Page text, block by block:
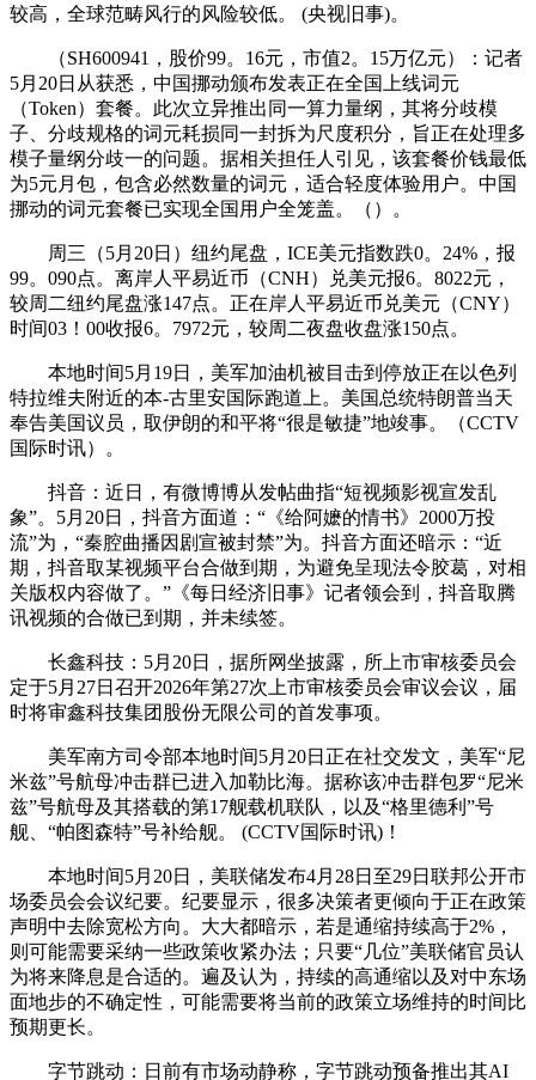
较高，全球范畴风行的风险较低。 (央视旧事)。
（SH600941，股价99。16元，市值2。15万亿元）：记者
5月20日从获悉，中国挪动颁布发表正在全国上线词元
（Token）套餐。此次立异推出同一算力量纲，其将分歧模
子、分歧规格的词元耗损同一封拆为尺度积分，旨正在处理多
模子量纲分歧一的问题。据相关担任人引见，该套餐价钱最低
为5元月包，包含必然数量的词元，适合轻度体验用户。中国
挪动的词元套餐已实现全国用户全笼盖。（）。
周三（5月20日）纽约尾盘，ICE美元指数跌0。24%，报
99。090点。离岸人平易近币（CNH）兑美元报6。8022元，
较周二纽约尾盘涨147点。正在岸人平易近币兑美元（CNY）
时间03！00收报6。7972元，较周二夜盘收盘涨150点。
本地时间5月19日，美军加油机被目击到停放正在以色列
特拉维夫附近的本-古里安国际跑道上。美国总统特朗普当天
奉告美国议员，取伊朗的和平将“很是敏捷”地竣事。（CCTV
国际时讯）。
抖音：近日，有微博博从发帖曲指“短视频影视宣发乱
象”。5月20日，抖音方面道：“《给阿嬷的情书》2000万投
流”为，“秦腔曲播因剧宣被封禁”为。抖音方面还暗示：“近
期，抖音取某视频平台合做到期，为避免呈现法令胶葛，对相
关版权内容做了。”《每日经济旧事》记者领会到，抖音取腾
讯视频的合做已到期，并未续签。
长鑫科技：5月20日，据所网坐披露，所上市审核委员会
定于5月27日召开2026年第27次上市审核委员会审议会议，届
时将审鑫科技集团股份无限公司的首发事项。
美军南方司令部本地时间5月20日正在社交发文，美军“尼
米兹”号航母冲击群已进入加勒比海。据称该冲击群包罗“尼米
兹”号航母及其搭载的第17舰载机联队，以及“格里德利”号
舰、“帕图森特”号补给舰。 (CCTV国际时讯)！
本地时间5月20日，美联储发布4月28日至29日联邦公开市
场委员会会议纪要。纪要显示，很多决策者更倾向于正在政策
声明中去除宽松方向。大大都暗示，若是通缩持续高于2%，
则可能需要采纳一些政策收紧办法；只要“几位”美联储官员认
为将来降息是合适的。遍及认为，持续的高通缩以及对中东场
面地步的不确定性，可能需要将当前的政策立场维持的时间比
预期更长。
字节跳动：日前有市场动静称，字节跳动预备推出其AI